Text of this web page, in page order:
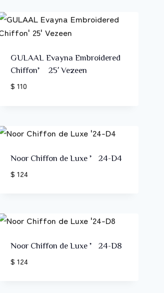
GULAAL Evayna Embroidered
Chiffon’ 25′ Vezeen
$ 110
Noor Chiffon de Luxe ’24-D4
$ 124
Noor Chiffon de Luxe ’24-D8
$ 124